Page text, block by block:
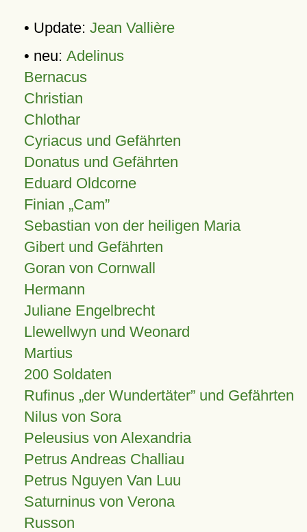
• Update: Jean Vallière
• neu: Adelinus
Bernacus
Christian
Chlothar
Cyriacus und Gefährten
Donatus und Gefährten
Eduard Oldcorne
Finian Cam
Sebastian von der heiligen Maria
Gibert und Gefährten
Goran von Cornwall
Hermann
Juliane Engelbrecht
Llewellwyn und Weonard
Martius
200 Soldaten
Rufinus „der Wundertäter” und Gefährten
Nilus von Sora
Peleusius von Alexandria
Petrus Andreas Challiau
Petrus Nguyen Van Luu
Saturninus von Verona
Russon